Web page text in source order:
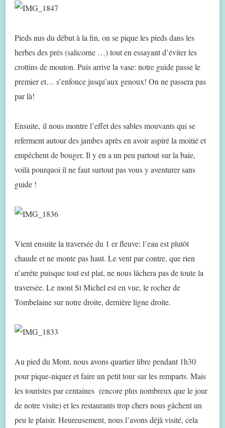
Pieds nus du début à la fin, on se pique les pieds dans les
herbes des prés (salicorne …) tout en essayant d’éviter les
crottins de mouton. Puis arrive la vase: notre guide passe le
premier et… s’enfonce jusqu’aux genoux! On ne passera pas
par là!
Ensuite, il nous montre l’effet des sables mouvants qui se
referment autour des jambes après en avoir aspiré la moitié et
empêchent de bouger. Il y en a un peu partout sur la baie,
voilà pourquoi il ne faut surtout pas vous y aventurer sans
guide !
Vient ensuite la traversée du 1 er fleuve: l’eau est plutôt
chaude et ne monte pas haut. Le vent par contre, que rien
n’arrête puisque tout est plat, ne nous lâchera pas de toute la
traversée. Le mont St Michel est en vue, le rocher de
Tombelaine sur notre droite, dernière ligne droite.
Au pied du Mont, nous avons quartier libre pendant 1h30
pour pique-niquer et faire un petit tour sur les remparts. Mais
les touristes par centaines (encore plus nombreux que le jour
de notre visite) et les restaurants trop chers nous gâchent un
peu le plaisir. Heureusement, nous l’avons déjà visité, cela